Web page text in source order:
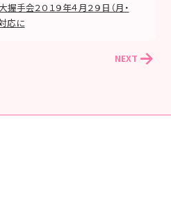
手会２０１９年４月２９日（月・
応に
NEXT